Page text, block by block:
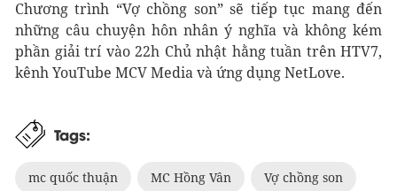
Chương trình “Vợ chồng son” sẽ tiếp tục mang đến
những câu chuyện hôn nhân ý nghĩa và không kém
phần giải trí vào 22h Chủ nhật hằng tuần trên HTV7,
kênh YouTube MCV Media và ứng dụng NetLove.
Tags:
mc quốc thuận MC Hồng Vân Vợ chồng son